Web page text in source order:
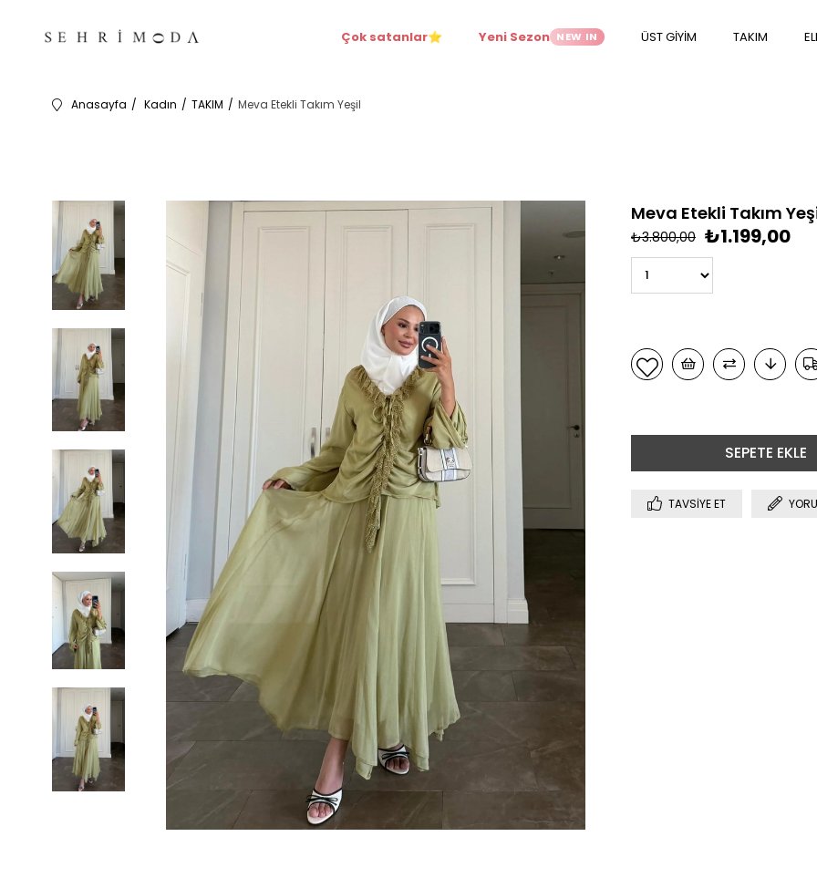
Çok satanlar⭐ Yeni Sezon NEW IN ÜST GİYİM TAKIM
Anasayfa Kadın TAKIM Meva Etekli Takım Yeşil
Meva Etekli Takım
₺3.800,00 ₺1.199,00
TAVSIYE ET